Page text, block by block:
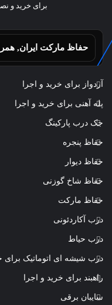
برای خرید و
حفاظ مارکت ایران,
آردواز برای خرید و اجرا
پله آهنی برای خرید و اجرا
جک درب پارکینگ
حفاظ پنجره
حفاظ دیوار
حفاظ شاخ گوزنی
حفاظ مارکت
درب آکاردئونی
درب حیاط
درب شیشه ای اتوماتیک برای
راهبند برای خرید و اجرا
سایبان برقی